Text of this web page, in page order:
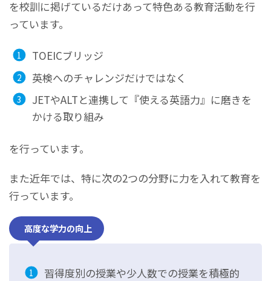
を校訓に掲げているだけあって特色ある教育活動を行
っています。
TOEICブリッジ
英検へのチャレンジだけではなく
JETやALTと連携して『使える英語力』に磨きを
かける取り組み
を行っています。
また近年では、特に次の2つの分野に力を入れて教育を
行っています。
高度な学力の向上
習得度別の授業や少人数での授業を積極的